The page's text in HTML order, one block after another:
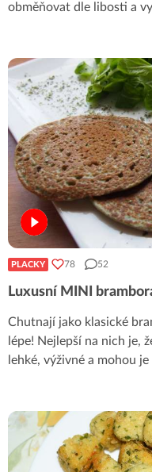
obměňovat dle libosti a
PLACKY 78 52
Luxusní MINI
Chutnají jako klasické
lépe! Nejlepší na nich je,
lehké, výživné a mohou